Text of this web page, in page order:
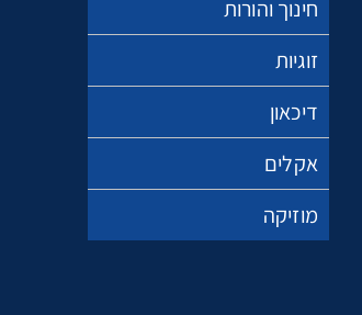
חינוך והורות
זוגיות
דיכאון
אקלים
מוזיקה